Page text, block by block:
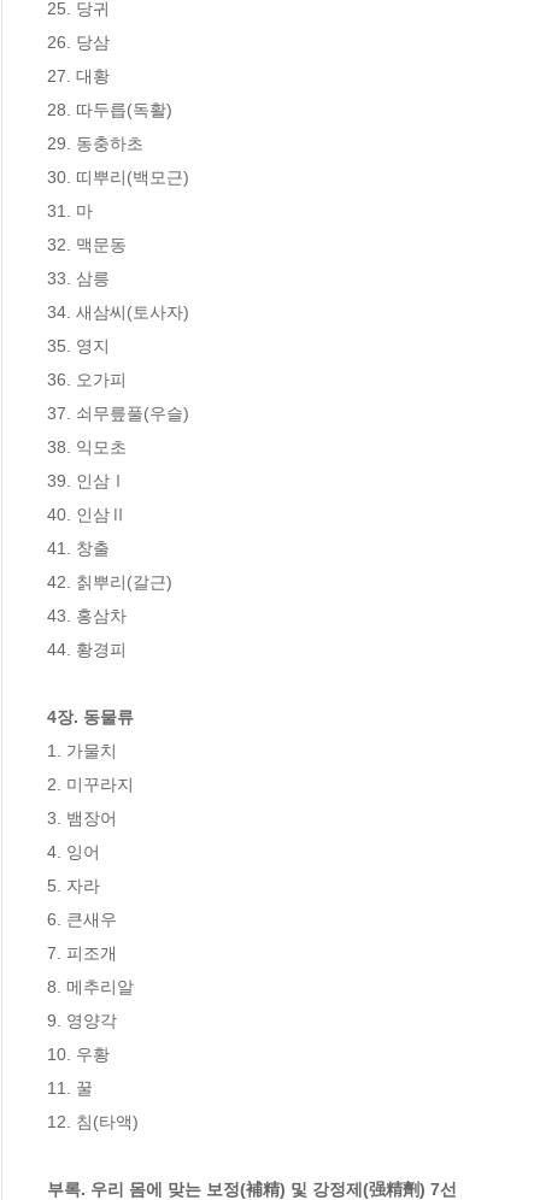
25. 당귀
26. 당삼
27. 대황
28. 따두릅(독활)
29. 동충하초
30. 띠뿌리(백모근)
31. 마
32. 맥문동
33. 삼릉
34. 새삼씨(토사자)
35. 영지
36. 오가피
37. 쇠무릎풀(우슬)
38. 익모초
39. 인삼Ⅰ
40. 인삼Ⅱ
41. 창출
42. 칡뿌리(갈근)
43. 홍삼차
44. 황경피
4장. 동물류
1. 가물치
2. 미꾸라지
3. 뱀장어
4. 잉어
5. 자라
6. 큰새우
7. 피조개
8. 메추리알
9. 영양각
10. 우황
11. 꿀
12. 침(타액)
부록. 우리 몸에 맞는 보정(補精) 및 강정제(强精劑) 7선